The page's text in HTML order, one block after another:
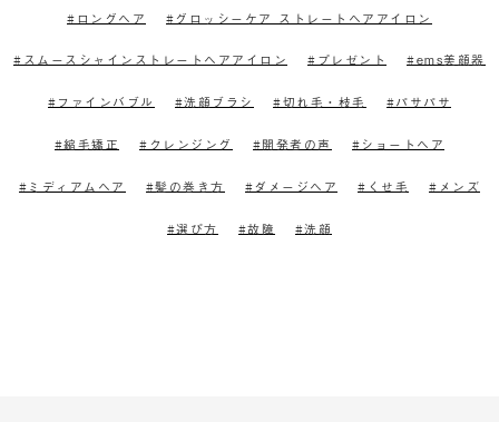
ロングヘア グロッシーケア ストレートヘアアイロン
スムースシャインストレートヘアアイロン プレゼント ems美顔器
ファインバブル 洗顔ブラシ 切れ毛・枝毛 パサパサ
縮毛矯正 クレンジング 開発者の声 ショートヘア
ミディアムヘア 髪の巻き方 ダメージヘア くせ毛 メンズ
選び方 故障 洗顔